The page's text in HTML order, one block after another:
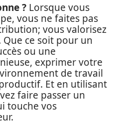
? Lorsque vous
vous ne faites pas
vous valorisez
ce soit pour un
ou une
exprimer votre
de travail
Et en utilisant
faire passer un
touche vos